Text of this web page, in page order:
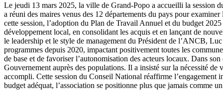
Le jeudi 13 mars 2025, la ville de Grand-Popo a accueilli la session
a réuni des maires venus des 12 départements du pays pour
cette session, l’adoption du Plan de Travail Annuel et du budget
développement local, en consolidant les acquis et en lançant de
le leadership et le style de management du Président de l’ANCB,
programmes depuis 2020, impactant positivement toutes les
de base et de favoriser l’autonomisation des acteurs locaux. Dans
Gouvernement auprès des populations. Il a insisté sur la nécessité
accompli. Cette session du Conseil National réaffirme
budget adéquat, l’association se positionne plus que jamais comme